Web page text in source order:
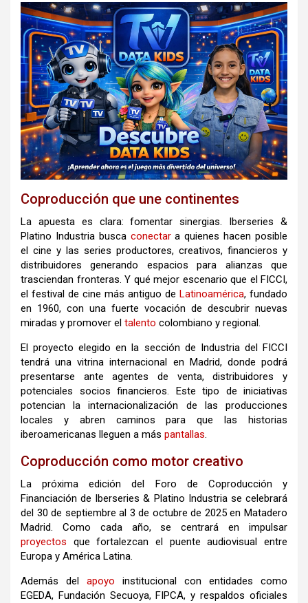
Coproducción que une continentes
La apuesta es clara: fomentar sinergias. Iberseries &
Platino Industria busca conectara quienes hacen posible
el cine y las series productores, creativos, financieros y
distribuidores generando espacios para alianzas que
trasciendan fronteras. Y qué mejor escenario que el FICCI,
el festival de cine más antiguo de Latinoamérica, fundado
en 1960, con una fuerte vocación de descubrir nuevas
miradas y promover el talento colombiano y regional.
El proyecto elegido en la sección de Industria del FICCI
tendrá una vitrina internacional en Madrid, donde podrá
presentarse ante agentes de venta, distribuidores y
potenciales socios financieros. Este tipo de iniciativas
potencian la internacionalización de las producciones
locales y abren caminos para que las historias
iberoamericanas lleguen a más pantallas.
Coproducción como motor creativo
La próxima edición del Foro de Coproducción y
Financiación de Iberseries & Platino Industria se celebrará
del 30 de septiembre al 3 de octubre de 2025 en Matadero
Madrid. Como cada año, se centrará en impulsar
proyectos que fortalezcan el puente audiovisual entre
Europa y América Latina.
Además del apoyo institucional con entidades como
EGEDA, Fundación Secuoya, FIPCA, y respaldos oficiales